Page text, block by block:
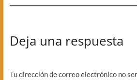
Deja una respuesta
Tu dirección de correo electrónico no